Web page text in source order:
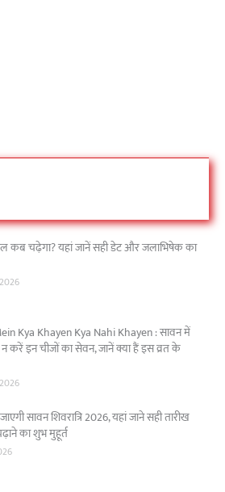
कब चढ़ेगा? यहां जानें सही डेट और जलाभिषेक का
Kya Khayen Kya Nahi Khayen : सावन में
करें इन चीजों का सेवन, जानें क्या हैं इस व्रत के
सावन शिवरात्रि 2026, यहां जाने सही तारीख
का शुभ मुहूर्त